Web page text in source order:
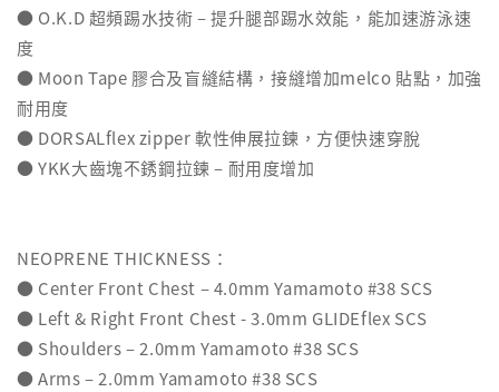
● O.K.D 超頻踢水技術 – 提升腿部踢水效能，能加速游泳速
度
● Moon Tape 膠合及盲縫結構，接縫增加melco 貼點，加強
耐用度
● DORSALflex zipper 軟性伸展拉鍊，方便快速穿脫
● YKK大齒塊不銹鋼拉鍊 – 耐用度增加
NEOPRENE THICKNESS：
● Center Front Chest – 4.0mm Yamamoto #38 SCS
● Left & Right Front Chest - 3.0mm GLIDEflex SCS
● Shoulders – 2.0mm Yamamoto #38 SCS
● Arms – 2.0mm Yamamoto #38 SCS